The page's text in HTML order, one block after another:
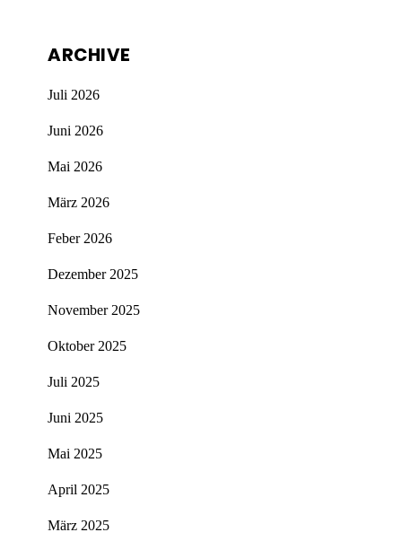
ARCHIVE
Juli 2026
Juni 2026
Mai 2026
März 2026
Feber 2026
Dezember 2025
November 2025
Oktober 2025
Juli 2025
Juni 2025
Mai 2025
April 2025
März 2025